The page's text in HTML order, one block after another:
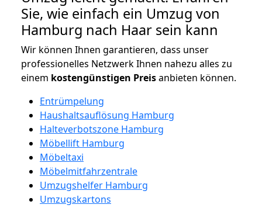
Sie, wie einfach ein Umzug von
Hamburg nach Haar sein kann
Wir können Ihnen garantieren, dass unser
professionelles Netzwerk Ihnen nahezu alles zu
einem kostengünstigen Preisanbieten können.
Entrümpelung
Haushaltsauflösung Hamburg
Halteverbotszone Hamburg
Möbellift Hamburg
Möbeltaxi
Möbelmitfahrzentrale
Umzugshelfer Hamburg
Umzugskartons